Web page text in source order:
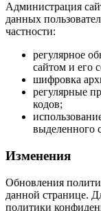
Администрация
данных
частности:
регулярное
сайтом и его
шифровка
регулярные
кодов;
выделенного
Изменения
Обновления
данной странице.
политики